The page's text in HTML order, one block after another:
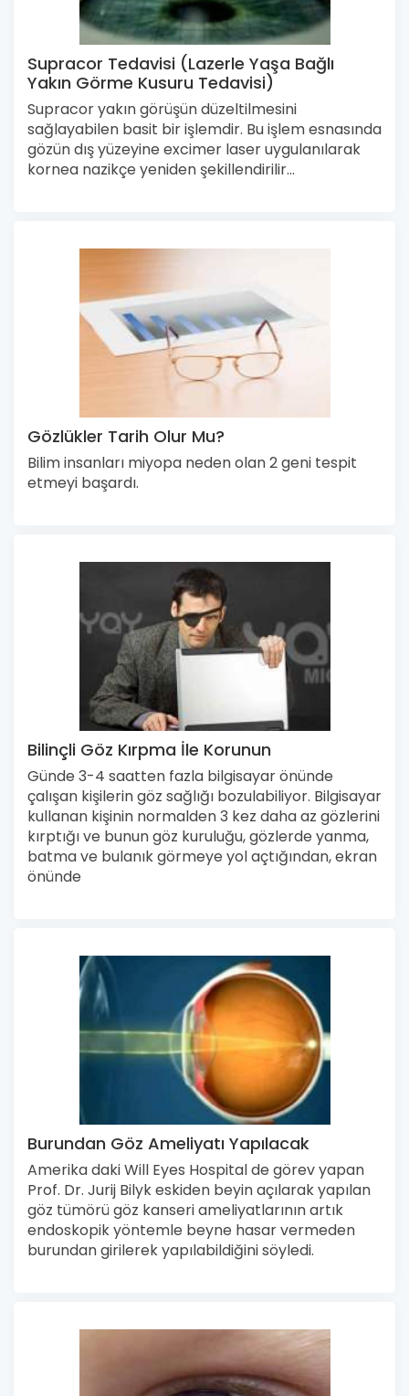
Supracor Tedavisi (Lazerle Yaşa Bağlı
Yakın Görme Kusuru Tedavisi)
Supracor yakın görüşün düzeltilmesini
sağlayabilen basit bir işlemdir. Bu işlem esnasında
gözün dış yüzeyine excimer laser uygulanılarak
kornea nazikçe yeniden şekillendirilir...
Gözlükler Tarih Olur Mu?
Bilim insanları miyopa neden olan 2 geni tespit
etmeyi başardı.
Bilinçli Göz Kırpma İle Korunun
Günde 3-4 saatten fazla bilgisayar önünde
çalışan kişilerin göz sağlığı bozulabiliyor. Bilgisayar
kullanan kişinin normalden 3 kez daha az gözlerini
kırptığı ve bunun göz kuruluğu, gözlerde yanma,
batma ve bulanık görmeye yol açtığından, ekran
önünde
Burundan Göz Ameliyatı Yapılacak
Amerika daki Will Eyes Hospital de görev yapan
Prof. Dr. Jurij Bilyk eskiden beyin açılarak yapılan
göz tümörü göz kanseri ameliyatlarının artık
endoskopik yöntemle beyne hasar vermeden
burundan girilerek yapılabildiğini söyledi.